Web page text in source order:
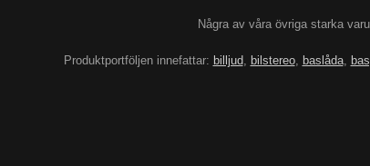
Några av våra övriga starka
Produktportföljen innefattar: billjud, bilstereo, baslåda,